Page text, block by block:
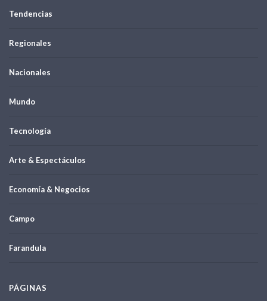
Tendencias
Regionales
Nacionales
Mundo
Tecnología
Arte & Espectáculos
Economía & Negocios
Campo
Farandula
PÁGINAS